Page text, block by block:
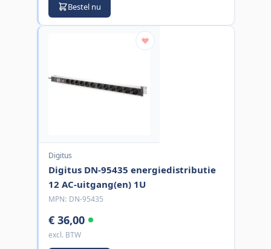
Bestel nu
Digitus
Digitus DN-95435 energiedistributie
12 AC-uitgang(en) 1U
MPN: DN-95435
€ 36,00
excl. BTW